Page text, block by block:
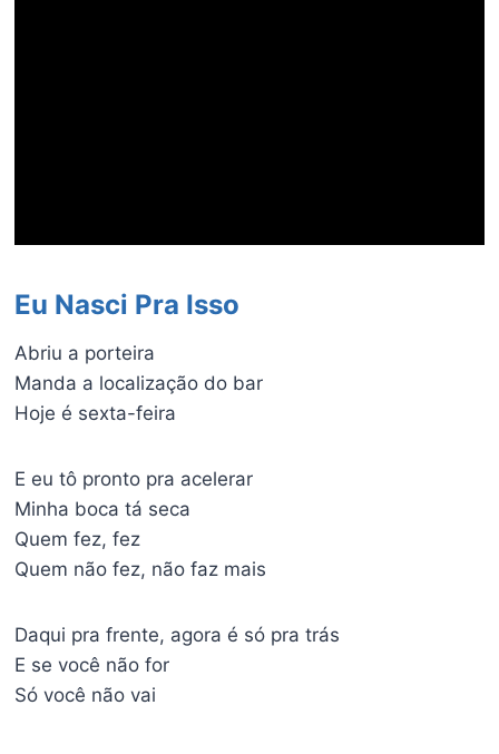
Eu Nasci Pra Isso
Abriu a porteira
Manda a localização do bar
Hoje é sexta-feira
E eu tô pronto pra acelerar
Minha boca tá seca
Quem fez, fez
Quem não fez, não faz mais
Daqui pra frente, agora é só pra trás
E se você não for
Só você não vai